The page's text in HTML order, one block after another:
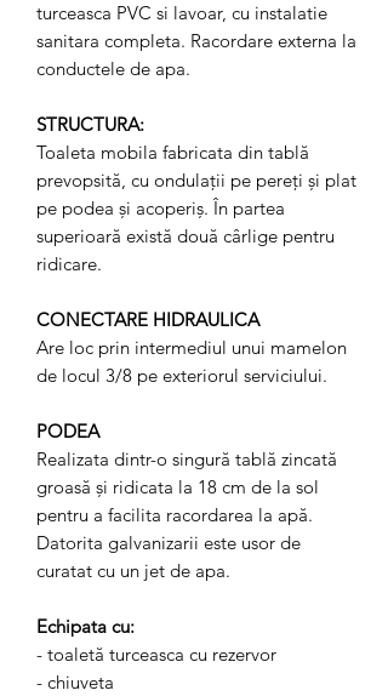
turceasca PVC si lavoar, cu instalatie
sanitara completa. Racordare externa la
conductele de apa.
STRUCTURA:
Toaleta mobila fabricata din tablă
prevopsită, cu ondulații pe pereți și plat
pe podea și acoperiș. În partea
superioară există două cârlige pentru
ridicare.
CONECTARE HIDRAULICA
Are loc prin intermediul unui mamelon
de locul 3/8 pe exteriorul serviciului.
PODEA
Realizata dintr-o singură tablă zincată
groasă și ridicata la 18 cm de la sol
pentru a facilita racordarea la apă.
Datorita galvanizarii este usor de
curatat cu un jet de apa.
Echipata cu:
- toaletă turceasca cu rezervor
- chiuveta